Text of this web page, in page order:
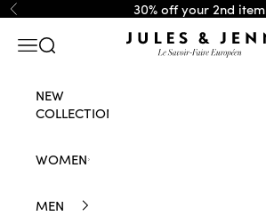
Skip to content
Previous 30% off your 2nd item
JULES & JENN
Navigation menu
Search
NEW
COLLECTION
WOMEN
MEN